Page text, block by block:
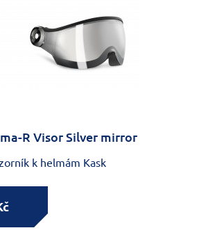
R Visor Silver mirror
k helmám Kask